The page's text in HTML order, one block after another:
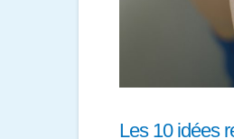
Les 10 idées